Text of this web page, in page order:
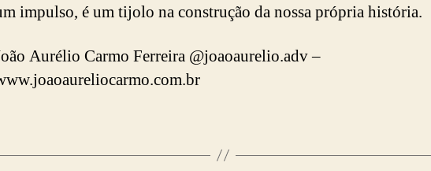
impulso, é um tijolo na construção da nossa própria história.
Aurélio Carmo Ferreira @joaoaurelio.adv –